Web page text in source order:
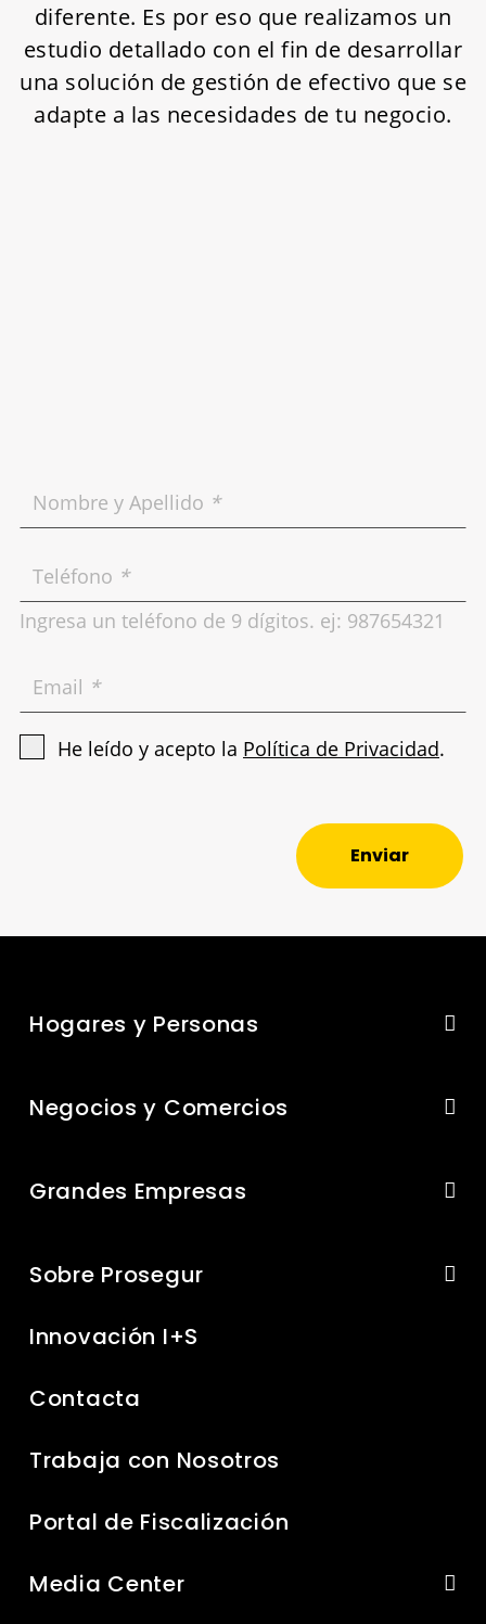
diferente. Es por eso que realizamos un
estudio detallado con el fin de desarrollar
una solución de gestión de efectivo que se
adapte a las necesidades de tu negocio.
Nombre y Apellido *
Teléfono *
Ingresa un teléfono de 9 dígitos. ej: 987654321
Email *
He leído y acepto la Política de Privacidad.
Enviar
Hogares y Personas
Negocios y Comercios
Grandes Empresas
Sobre Prosegur
Innovación I+S
Contacta
Trabaja con Nosotros
Portal de Fiscalización
Media Center